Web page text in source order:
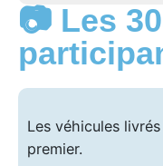
📷 Les
Les véhicules
premier.